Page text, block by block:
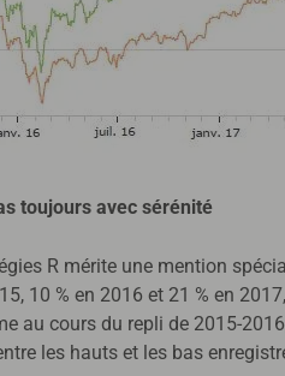
toujours avec sérénité
R mérite une mention
10 % en 2016 et 21 % en
au cours du repli de 2015-
les hauts et les bas